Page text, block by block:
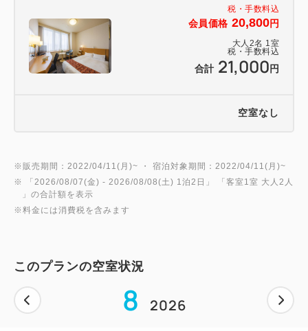
税・手数料込
会員価格 20,800円
大人 2名 1 室
税・手数料込
合計 21,000 円
空室なし
※販売期間：2022/04/11(月)~ ・ 宿泊対象期間：2022/04/11(月)~
※ 「 2026/08/07(金) - 2026/08/08(土) 1泊2日 」 「客室1室 大人2人
」の合計額を表示
※料金には消費税を含みます
このプランの空室状況
8 2026